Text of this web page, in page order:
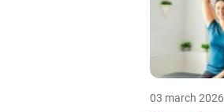
03 march 2026